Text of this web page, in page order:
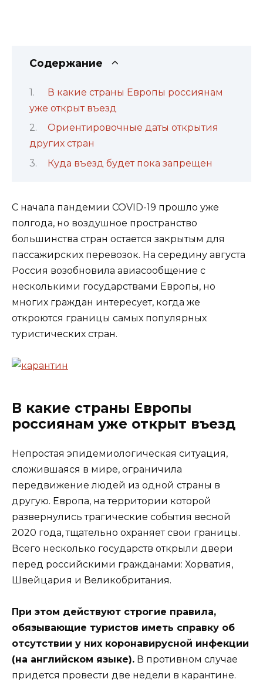
Содержание
В какие страны Европы россиянам
уже открыт въезд
Ориентировочные даты открытия
других стран
Куда въезд будет пока запрещен
С начала пандемии COVID-19 прошло уже
полгода, но воздушное пространство
большинства стран остается закрытым для
пассажирских перевозок. На середину августа
Россия возобновила авиасообщение с
несколькими государствами Европы, но
многих граждан интересует, когда же
откроются границы самых популярных
туристических стран.
В какие страны Европы
россиянам уже открыт въезд
Непростая эпидемиологическая ситуация,
сложившаяся в мире, ограничила
передвижение людей из одной страны в
другую. Европа, на территории которой
развернулись трагические события весной
2020 года, тщательно охраняет свои границы.
Всего несколько государств открыли двери
перед российскими гражданами: Хорватия,
Швейцария и Великобритания.
При этом действуют строгие правила,
обязывающие туристов иметь справку об
отсутствии у них коронавирусной инфекции
(на английском языке). В противном случае
придется провести две недели в карантине.